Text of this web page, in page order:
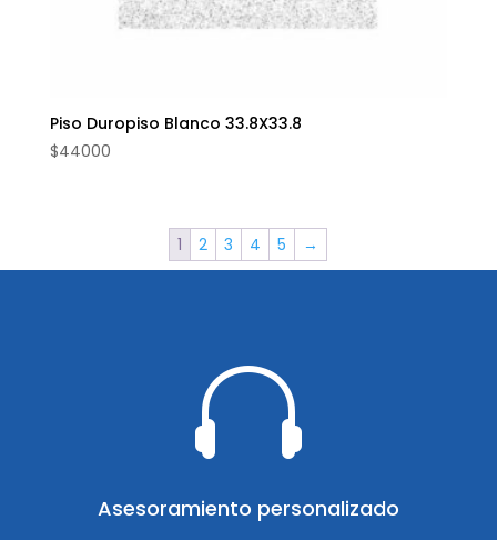
Piso Duropiso Blanco 33.8X33.8
$44000
1 2 3 4 5 →

Asesoramiento personalizado